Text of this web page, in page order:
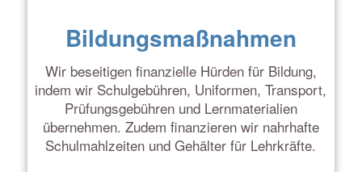
Bildungsmaßnahmen
Wir beseitigen finanzielle Hürden für Bildung,
indem wir Schulgebühren, Uniformen, Transport,
Prüfungsgebühren und Lernmaterialien
übernehmen. Zudem finanzieren wir nahrhafte
Schulmahlzeiten und Gehälter für Lehrkräfte.